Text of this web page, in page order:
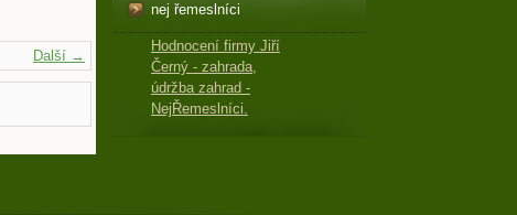
nej řemeslníci
Hodnocení firmy Jiří
Černý - zahrada,
údržba zahrad -
NejŘemeslníci.
Další →